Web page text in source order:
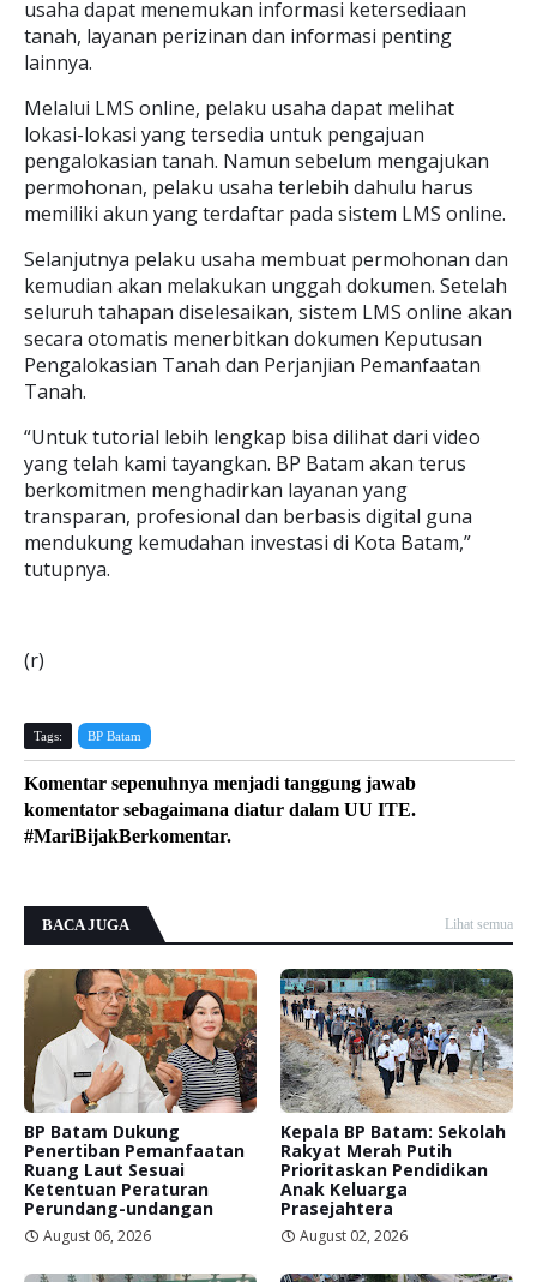
usaha dapat menemukan informasi ketersediaan
tanah, layanan perizinan dan informasi penting
lainnya.
Melalui LMS online, pelaku usaha dapat melihat
lokasi-lokasi yang tersedia untuk pengajuan
pengalokasian tanah. Namun sebelum mengajukan
permohonan, pelaku usaha terlebih dahulu harus
memiliki akun yang terdaftar pada sistem LMS online.
Selanjutnya pelaku usaha membuat permohonan dan
kemudian akan melakukan unggah dokumen. Setelah
seluruh tahapan diselesaikan, sistem LMS online akan
secara otomatis menerbitkan dokumen Keputusan
Pengalokasian Tanah dan Perjanjian Pemanfaatan
Tanah.
“Untuk tutorial lebih lengkap bisa dilihat dari video
yang telah kami tayangkan. BP Batam akan terus
berkomitmen menghadirkan layanan yang
transparan, profesional dan berbasis digital guna
mendukung kemudahan investasi di Kota Batam,”
tutupnya.
(r)
Tags: BP Batam
Komentar sepenuhnya menjadi tanggung jawab
komentator sebagaimana diatur dalam UU ITE.
#MariBijakBerkomentar.
BACA JUGA Lihat semua
BP Batam Dukung
Penertiban Pemanfaatan
Ruang Laut Sesuai
Ketentuan Peraturan
Perundang-undangan
August 06, 2026
Kepala BP Batam: Sekolah
Rakyat Merah Putih
Prioritaskan Pendidikan
Anak Keluarga
Prasejahtera
August 02, 2026